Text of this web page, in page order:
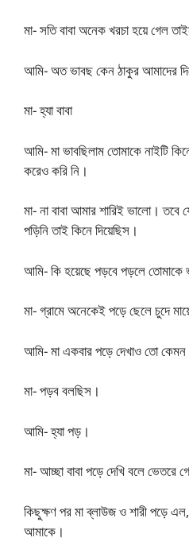
মা- সতি বাবা অনেক খরচা হয়ে গেল
আমি- অত ভাবছ কেন ঠাকুর আমাদের
মা- হ্যা বাবা
আমি- মা ভাবছিলাম তোমাকে নাইটি
করেও করি নি।
মা- না বাবা আমার শারিই ভালো। তবে
পড়িনি তাই কিনে দিয়েছিস।
আমি- কি হয়েছে পড়বে পড়লে তোমাকে
মা- গ্রামে অনেকেই পড়ে ছেলে চুদে
আমি- মা একবার পড়ে দেখাও তো কেমন
মা- পড়ব বলছিস।
আমি- হ্যা পড়।
মা- আচ্ছা বাবা পড়ে দেখি বলে ভেতরে
কিছুক্ষণ পর মা ব্লাউজ ও শারী পড়ে
আমাকে।